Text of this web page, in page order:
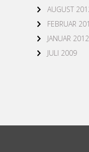
AUGUST
FEBRUAR
JANUAR 2012
JULI 2009